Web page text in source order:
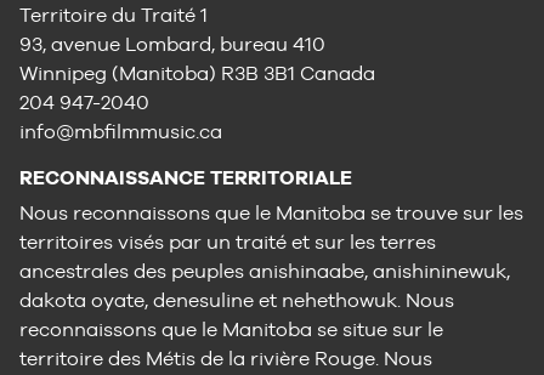
Territoire du Traité 1
93, avenue Lombard, bureau 410
Winnipeg (Manitoba) R3B 3B1 Canada
204 947-2040
info@mbfilmmusic.ca
RECONNAISSANCE TERRITORIALE
Nous reconnaissons que le Manitoba se trouve sur les
territoires visés par un traité et sur les terres
ancestrales des peuples anishinaabe, anishininewuk,
dakota oyate, denesuline et nehethowuk. Nous
reconnaissons que le Manitoba se situe sur le
territoire des Métis de la rivière Rouge. Nous